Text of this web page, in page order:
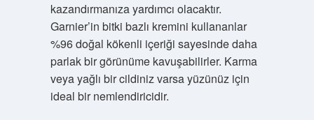
kazandırmanıza yardımcı olacaktır.
Garnier’in bitki bazlı kremini kullananlar
%96 doğal kökenli içeriği sayesinde daha
parlak bir görünüme kavuşabilirler. Karma
veya yağlı bir cildiniz varsa yüzünüz için
ideal bir nemlendiricidir.